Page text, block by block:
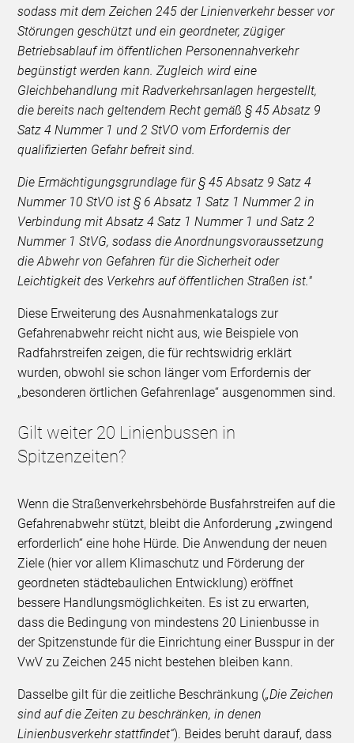
sodass mit dem Zeichen 245 der Linienverkehr besser vor
Störungen geschützt und ein geordneter, zügiger
Betriebsablauf im öffentlichen Personennahverkehr
begünstigt werden kann. Zugleich wird eine
Gleichbehandlung mit Radverkehrsanlagen hergestellt,
die bereits nach geltendem Recht gemäß § 45 Absatz 9
Satz 4 Nummer 1 und 2 StVO vom Erfordernis der
qualifizierten Gefahr befreit sind.
Die Ermächtigungsgrundlage für § 45 Absatz 9 Satz 4
Nummer 10 StVO ist § 6 Absatz 1 Satz 1 Nummer 2 in
Verbindung mit Absatz 4 Satz 1 Nummer 1 und Satz 2
Nummer 1 StVG, sodass die Anordnungsvoraussetzung
die Abwehr von Gefahren für die Sicherheit oder
Leichtigkeit des Verkehrs auf öffentlichen Straßen ist."
Diese Erweiterung des Ausnahmenkatalogs zur
Gefahrenabwehr reicht nicht aus, wie Beispiele von
Radfahrstreifen zeigen, die für rechtswidrig erklärt
wurden, obwohl sie schon länger vom Erfordernis der
„besonderen örtlichen Gefahrenlage“ ausgenommen sind.
Gilt weiter 20 Linienbussen in
Spitzenzeiten?
Wenn die Straßenverkehrsbehörde Busfahrstreifen auf die
Gefahrenabwehr stützt, bleibt die Anforderung „zwingend
erforderlich“ eine hohe Hürde. Die Anwendung der neuen
Ziele (hier vor allem Klimaschutz und Förderung der
geordneten städtebaulichen Entwicklung) eröffnet
bessere Handlungsmöglichkeiten. Es ist zu erwarten,
dass die Bedingung von mindestens 20 Linienbusse in
der Spitzenstunde für die Einrichtung einer Busspur in der
VwV zu Zeichen 245 nicht bestehen bleiben kann.
Dasselbe gilt für die zeitliche Beschränkung („Die Zeichen
sind auf die Zeiten zu beschränken, in denen
Linienbusverkehr stattfindet“). Beides beruht darauf, dass